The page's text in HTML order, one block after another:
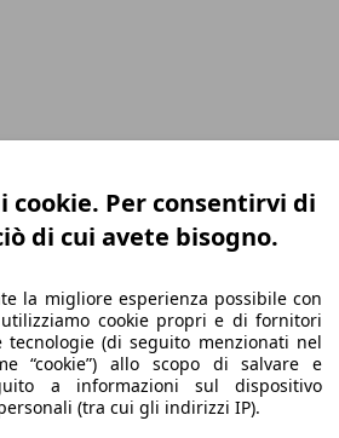
cookie. Per consentirvi di
di cui avete bisogno.
la migliore esperienza possibile con
cookie propri e di fornitori
(di seguito menzionati nel
“cookie”) allo scopo di salvare e
a informazioni sul dispositivo
(tra cui gli indirizzi IP).